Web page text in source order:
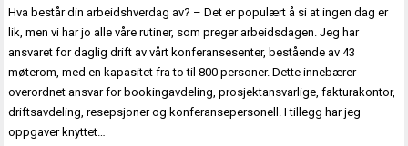
Hva består din arbeidshverdag av? – Det er populært å si at ingen dag er
lik, men vi har jo alle våre rutiner, som preger arbeidsdagen. Jeg har
ansvaret for daglig drift av vårt konferansesenter, bestående av 43
møterom, med en kapasitet fra to til 800 personer. Dette innebærer
overordnet ansvar for bookingavdeling, prosjektansvarlige, fakturakontor,
driftsavdeling, resepsjoner og konferansepersonell. I tillegg har jeg
oppgaver knyttet…